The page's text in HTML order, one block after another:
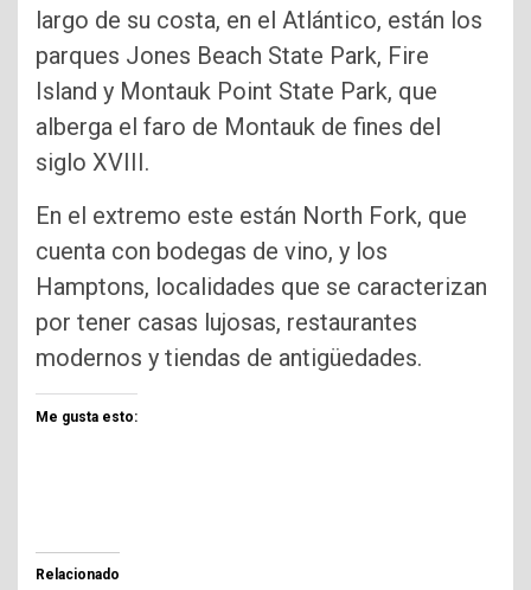
largo de su costa, en el Atlántico, están los
parques Jones Beach State Park, Fire
Island y Montauk Point State Park, que
alberga el faro de Montauk de fines del
siglo XVIII.
En el extremo este están North Fork, que
cuenta con bodegas de vino, y los
Hamptons, localidades que se caracterizan
por tener casas lujosas, restaurantes
modernos y tiendas de antigüedades.
Me gusta esto:
Relacionado